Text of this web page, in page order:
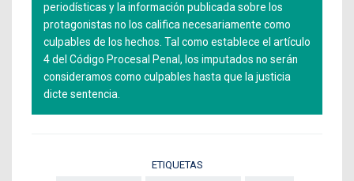
periodísticas y la información publicada sobre los
protagonistas no los califica necesariamente como
culpables de los hechos. Tal como establece el artículo
4 del Código Procesal Penal, los imputados no serán
consideramos como culpables hasta que la justicia
dicte sentencia.
ETIQUETAS